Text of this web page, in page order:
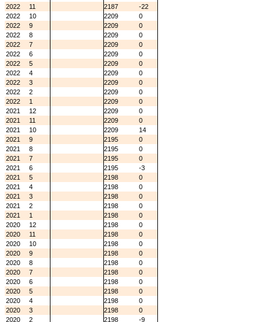
2022
11 2187
-22
2022
10 2209
0
2022
9 2209
0
2022
8 2209
0
2022
7 2209
0
2022
6 2209
0
2022
5 2209
0
2022
4 2209
0
2022
3 2209
0
2022
2 2209
0
2022
1 2209
0
2021
12 2209
0
2021
11 2209
0
2021
10 2209
14
2021
9 2195
0
2021
8 2195
0
2021
7 2195
0
2021
6 2195
-3
2021
5 2198
0
2021
4 2198
0
2021
3 2198
0
2021
2 2198
0
2021
1 2198
0
2020
12 2198
0
2020
11 2198
0
2020
10 2198
0
2020
9 2198
0
2020
8 2198
0
2020
7 2198
0
2020
6 2198
0
2020
5 2198
0
2020
4 2198
0
2020
3 2198
0
2020
2 2198
-9